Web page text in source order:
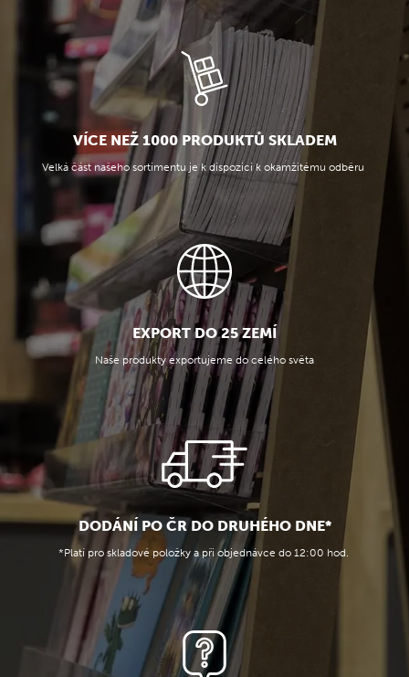
VÍCE NEŽ 1000 PRODUKTŮ SKLADEM
Velká část našeho sortimentu je k dispozici k okamžitému odběru
EXPORT DO 25 ZEMÍ
Naše produkty exportujeme do celého světa
DODÁNÍ PO ČR DO DRUHÉHO DNE*
*Platí pro skladové položky a při objednávce do 12:00 hod.